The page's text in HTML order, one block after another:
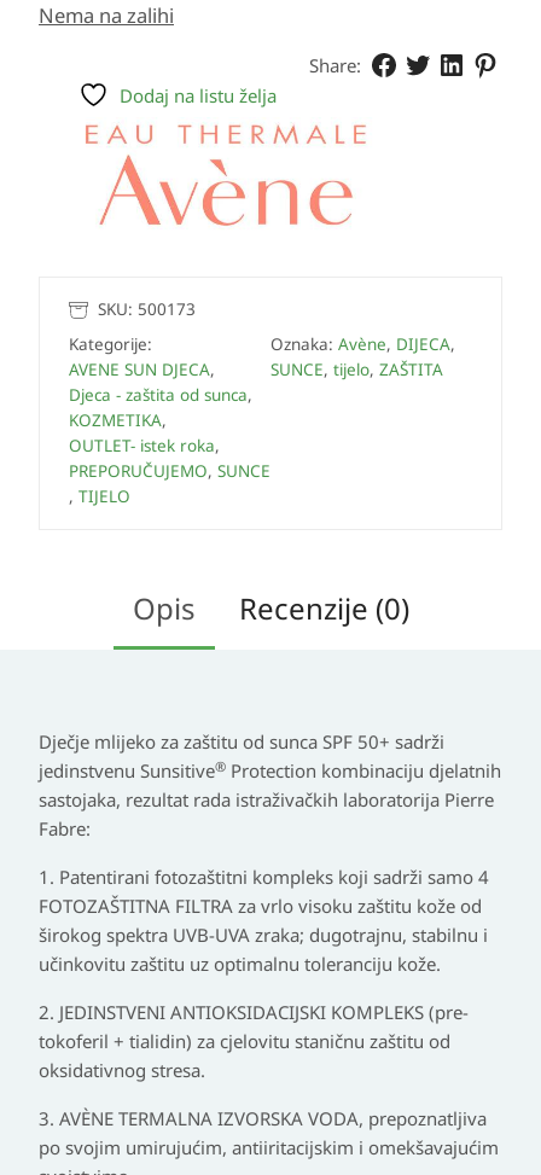
Nema na zalihi
Share:
Dodaj na listu želja
SKU: 500173
Kategorije:
AVENE SUN DJECA,
Djeca - zaštita od sunca,
KOZMETIKA,
OUTLET- istek roka,
PREPORUČUJEMO, SUNCE
, TIJELO
Oznaka: Avène, DIJECA,
SUNCE, tijelo, ZAŠTITA
Opis Recenzije (0)
Dječje mlijeko za zaštitu od sunca SPF 50+ sadrži
jedinstvenu Sunsitive® Protection kombinaciju djelatnih
sastojaka, rezultat rada istraživačkih laboratorija Pierre
Fabre:
1. Patentirani fotozaštitni kompleks koji sadrži samo 4
FOTOZAŠTITNA FILTRA za vrlo visoku zaštitu kože od
širokog spektra UVB-UVA zraka; dugotrajnu, stabilnu i
učinkovitu zaštitu uz optimalnu toleranciju kože.
2. JEDINSTVENI ANTIOKSIDACIJSKI KOMPLEKS (pre-
tokoferil + tialidin) za cjelovitu staničnu zaštitu od
oksidativnog stresa.
3. AVÈNE TERMALNA IZVORSKA VODA, prepoznatljiva
po svojim umirujućim, antiiritacijskim i omekšavajućim